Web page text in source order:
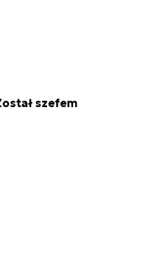
szefem